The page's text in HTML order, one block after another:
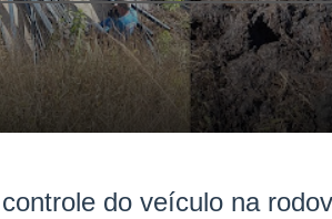
do veículo na